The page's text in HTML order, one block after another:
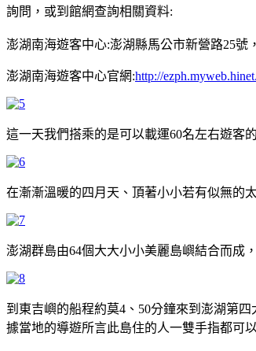
詢問，或到館網查詢相關資料:
澎湖南海遊客中心:澎湖縣馬公市新營路25號
澎湖南海遊客中心官網:http://
這一天我們搭乘的是可以載運60名左右遊客
在漸漸溫暖的四月天、頂著小小若有似無的
澎湖群島由64個大大小小美麗島嶼結合而成
到東吉嶼的船程約莫4、50分鐘來到澎湖第
據當地的導遊所言此島住的人一雙手指都可